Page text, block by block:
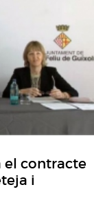
el contracte
i